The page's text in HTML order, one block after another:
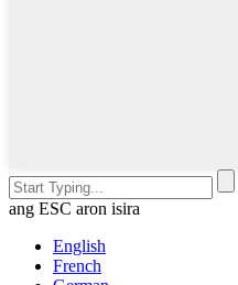
ang ESC aron isira
English
French